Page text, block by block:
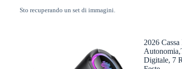
Sto recuperando un set di immagini.
2026
Digitale, 7